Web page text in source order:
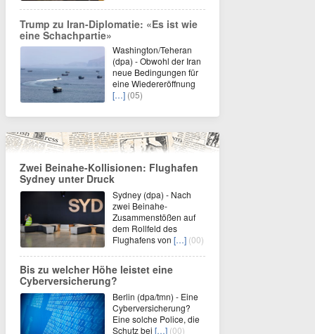
Trump zu Iran-Diplomatie: «Es ist wie
eine Schachpartie»
Washington/Teheran
(dpa) - Obwohl der Iran
neue Bedingungen für
eine Wiedereröffnung
[…] (05)
Zwei Beinahe-Kollisionen: Flughafen
Sydney unter Druck
Sydney (dpa) - Nach
zwei Beinahe-
Zusammenstößen auf
dem Rollfeld des
Flughafens von […] (00)
Bis zu welcher Höhe leistet eine
Cyberversicherung?
Berlin (dpa/tmn) - Eine
Cyberversicherung?
Eine solche Police, die
Schutz bei […] (00)